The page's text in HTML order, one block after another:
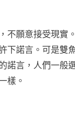
願意接受現實
下諾言。可是雙
諾言，人們一般
樣。